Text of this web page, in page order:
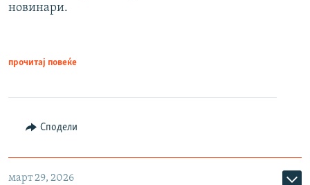
новинари.
прочитај повеќе
Сподели
март 29, 2026